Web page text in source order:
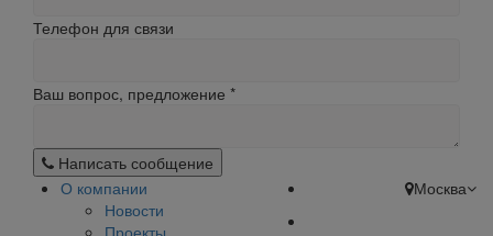
Телефон для связи
Ваш вопрос, предложение *
Написать сообщение
О компании
Новости
Москва